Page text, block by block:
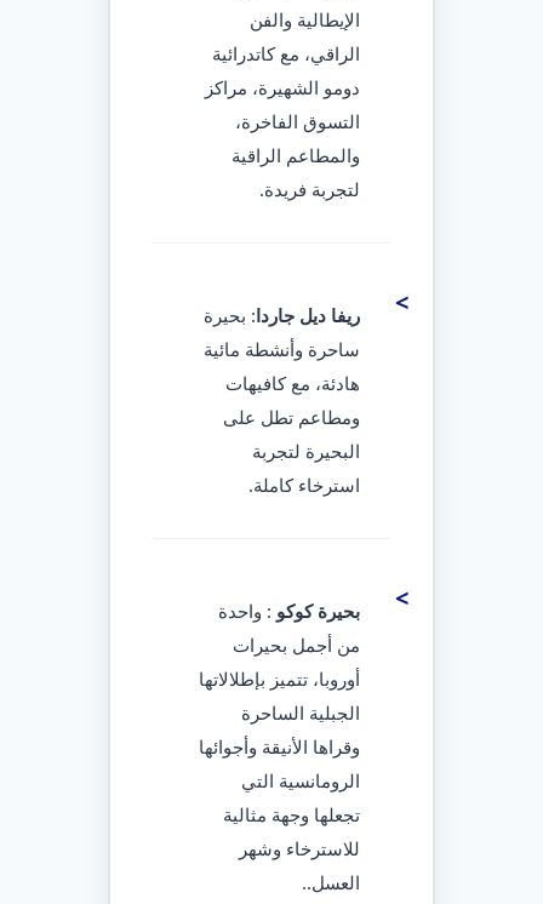
الإيطالية والفن
الراقي، مع كاتدرائية
دومو الشهيرة، مراكز
التسوق الفاخرة،
والمطاعم الراقية
لتجربة فريدة.
ريفا ديل جاردا: بحيرة
ساحرة وأنشطة مائية
هادئة، مع كافيهات
ومطاعم تطل على
البحيرة لتجربة
استرخاء كاملة.
بحيرة كوكو : واحدة
من أجمل بحيرات
أوروبا، تتميز بإطلالاتها
الجبلية الساحرة
وقراها الأنيقة وأجوائها
الرومانسية التي
تجعلها وجهة مثالية
للاسترخاء وشهر
العسل..